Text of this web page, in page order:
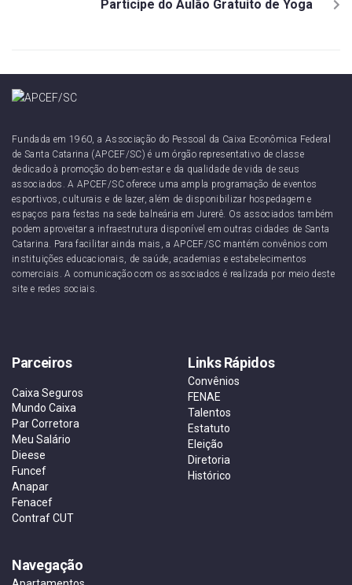
Participe do Aulão Gratuito de Yoga
Fundada em 1960, a Associação do Pessoal da Caixa Econômica Federal
de Santa Catarina (APCEF/SC) é um órgão representativo de classe
dedicado à promoção do bem-estar e da qualidade de vida de seus
associados. A APCEF/SC oferece uma ampla programação de eventos
esportivos, culturais e de lazer, além de disponibilizar hospedagem e
espaços para festas na sede balneária em Jurerê. Os associados também
podem aproveitar a infraestrutura disponível em outras cidades de Santa
Catarina. Para facilitar ainda mais, a APCEF/SC mantém convênios com
instituições educacionais, de saúde, academias e estabelecimentos
comerciais. A comunicação com os associados é realizada por meio deste
site e redes sociais.
Parceiros
Caixa Seguros
Mundo Caixa
Par Corretora
Meu Salário
Dieese
Funcef
Anapar
Fenacef
Contraf CUT
Links Rápidos
Convênios
FENAE
Talentos
Estatuto
Eleição
Diretoria
Histórico
Navegação